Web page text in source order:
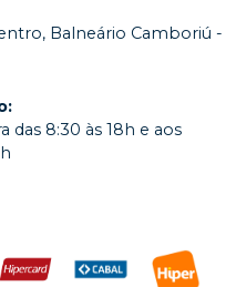
Balneário Camboriú -
:
das 8:30 às 18h e aos